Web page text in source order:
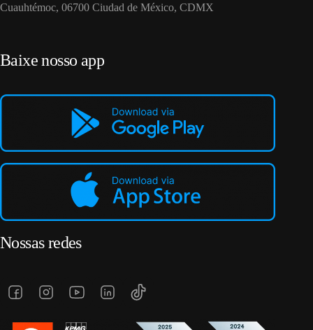
Cuauhtémoc, 06700 Ciudad de México, CDMX
Baixe nosso app
Nossas redes